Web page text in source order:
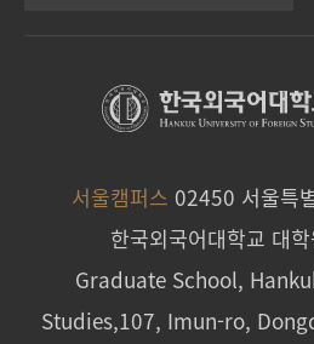
서울캠퍼스 02450 서울특
한국외국어대학교 대
Graduate School,
Studies,107, Imun-ro,